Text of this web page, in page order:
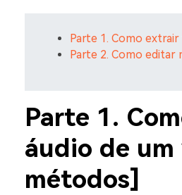
Parte 1. Como
Parte 2. Como editar
Parte 1.
áudio de
métodos]